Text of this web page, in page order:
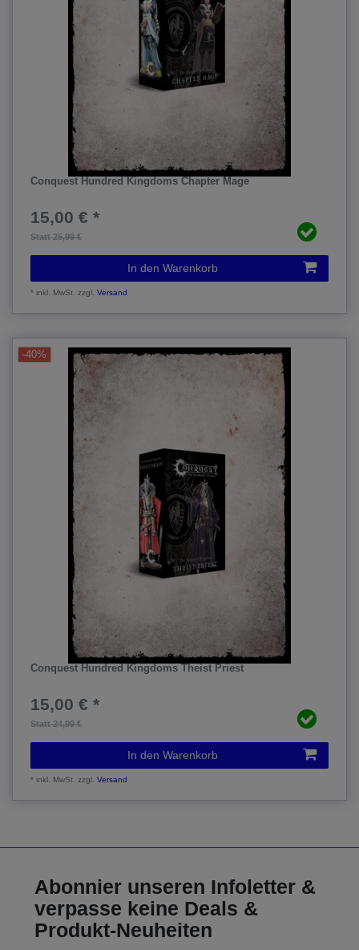
Conquest Hundred Kingdoms Chapter Mage
Statt 25,99 €
15,00 € *
In den Warenkorb
*inkl. MwSt. zzgl.Versand
-40%
Conquest Hundred Kingdoms Theist Priest
Statt 24,99 €
15,00 € *
In den Warenkorb
*inkl. MwSt. zzgl.Versand
Abonnier unseren Infoletter &
verpasse keine Deals &
Produkt-Neuheiten